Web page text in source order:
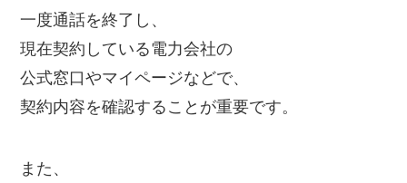
一度通話を終了し、
現在契約している電力会社の
公式窓口やマイページなどで、
契約内容を確認することが重要です。
また、